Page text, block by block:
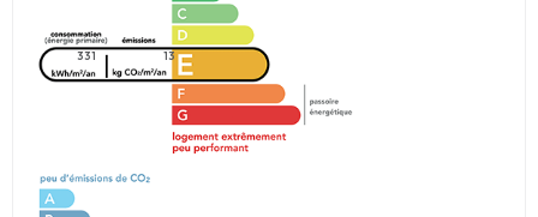
331 13